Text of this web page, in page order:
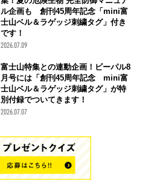
ル企画も 創刊45周年記念「mini富
士山ベル＆ラゲッジ刺繍タグ」付き
です！
2026.07.09
富士山特集との連動企画！ビーパル8
月号には「創刊45周年記念 mini富
士山ベル＆ラゲッジ刺繍タグ」が特
別付録でついてきます！
2026.07.07